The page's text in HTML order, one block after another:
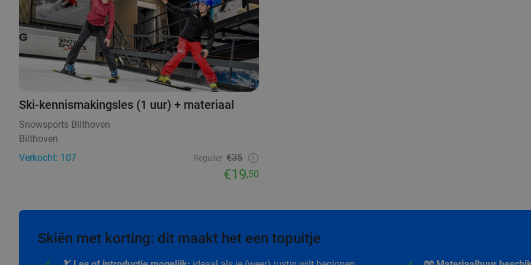
Ski-kennismakingsles (1 uur) + materiaal
Snowsports Bilthoven
Bilthoven
Verkocht: 107
Regulier €35
€19,50
Skiën met korting: dit maakt het een topuitje